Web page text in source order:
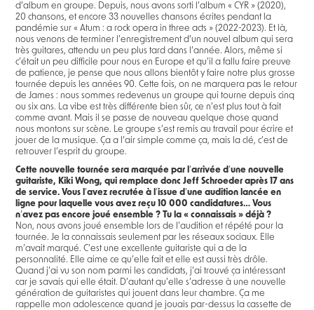
d’album en groupe. Depuis, nous avons sorti l’album « CYR » (2020),
20 chansons, et encore 33 nouvelles chansons écrites pendant la
pandémie sur « Atum : a rock opera in three acts » (2022-2023). Et là,
nous venons de terminer l’enregistrement d’un nouvel album qui sera
très guitares, attendu un peu plus tard dans l’année. Alors, même si
c’était un peu difficile pour nous en Europe et qu’il a fallu faire preuve
de patience, je pense que nous allons bientôt y faire notre plus grosse
tournée depuis les années 90. Cette fois, on ne marquera pas le retour
de James : nous sommes redevenus un groupe qui tourne depuis cinq
ou six ans. La vibe est très différente bien sûr, ce n’est plus tout à fait
comme avant. Mais il se passe de nouveau quelque chose quand
nous montons sur scène. Le groupe s’est remis au travail pour écrire et
jouer de la musique. Ça a l’air simple comme ça, mais la clé, c’est de
retrouver l’esprit du groupe.
Cette nouvelle tournée sera marquée par l’arrivée d’une nouvelle
guitariste, Kiki Wong, qui remplace donc Jeff Schroeder après 17 ans
de service. Vous l’avez recrutée à l’issue d’une audition lancée en
ligne pour laquelle vous avez reçu 10 000 candidatures… Vous
n’avez pas encore joué ensemble ? Tu la « connaissais » déjà ?
Non, nous avons joué ensemble lors de l’audition et répété pour la
tournée. Je la connaissais seulement par les réseaux sociaux. Elle
m’avait marqué. C’est une excellente guitariste qui a de la
personnalité. Elle aime ce qu’elle fait et elle est aussi très drôle.
Quand j’ai vu son nom parmi les candidats, j’ai trouvé ça intéressant
car je savais qui elle était. D’autant qu’elle s’adresse à une nouvelle
génération de guitaristes qui jouent dans leur chambre. Ça me
rappelle mon adolescence quand je jouais par-dessus la cassette de